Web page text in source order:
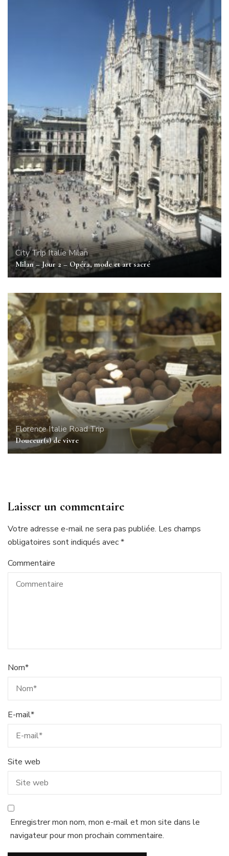
City TripItalieMilan
Milan – Jour 2 – Opéra, mode et art sacré
Florence Italie Road Trip
Douceur(s) de vivre
Laisser un commentaire
Votre adresse e-mail ne sera pas publiée. Les champs
obligatoires sont indiqués avec*
Commentaire
Nom*
E-mail*
Site web
Enregistrer mon nom, mon e-mail et mon site dans le
navigateur pour mon prochain commentaire.